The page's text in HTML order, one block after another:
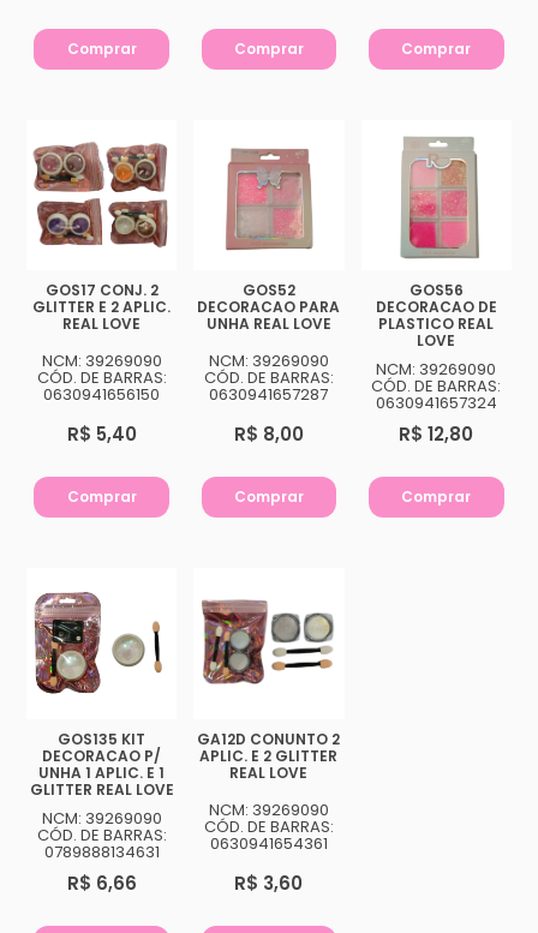
Comprar Comprar Comprar
GOS17 CONJ. 2
GLITTER E 2 APLIC.
REAL LOVE
NCM: 39269090
CÓD. DE BARRAS:
0630941656150
R$ 5,40
Comprar
GOS52
DECORACAO PARA
UNHA REAL LOVE
NCM: 39269090
CÓD. DE BARRAS:
0630941657287
R$ 8,00
Comprar
GOS56
DECORACAO DE
PLASTICO REAL
LOVE
NCM: 39269090
CÓD. DE BARRAS:
0630941657324
R$ 12,80
Comprar
GOS135 KIT
DECORACAO P/
UNHA 1 APLIC. E 1
GLITTER REAL LOVE
NCM: 39269090
CÓD. DE BARRAS:
0789888134631
R$ 6,66
GA12D CONUNTO 2
APLIC. E 2 GLITTER
REAL LOVE
NCM: 39269090
CÓD. DE BARRAS:
0630941654361
R$ 3,60